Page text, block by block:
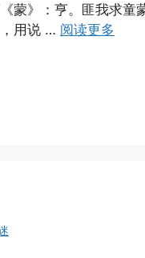
《蒙》：亨。匪我求
用说 … 阅读更多